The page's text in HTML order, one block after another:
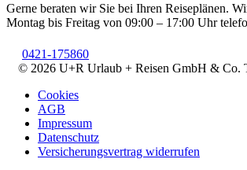
Gerne beraten wir Sie bei Ihren Reiseplänen.
Montag bis Freitag von 09:00 – 17:00 Uhr
0421-175860
© 2026 U+R Urlaub + Reisen GmbH & Co.
Cookies
AGB
Impressum
Datenschutz
Versicherungsvertrag widerrufen